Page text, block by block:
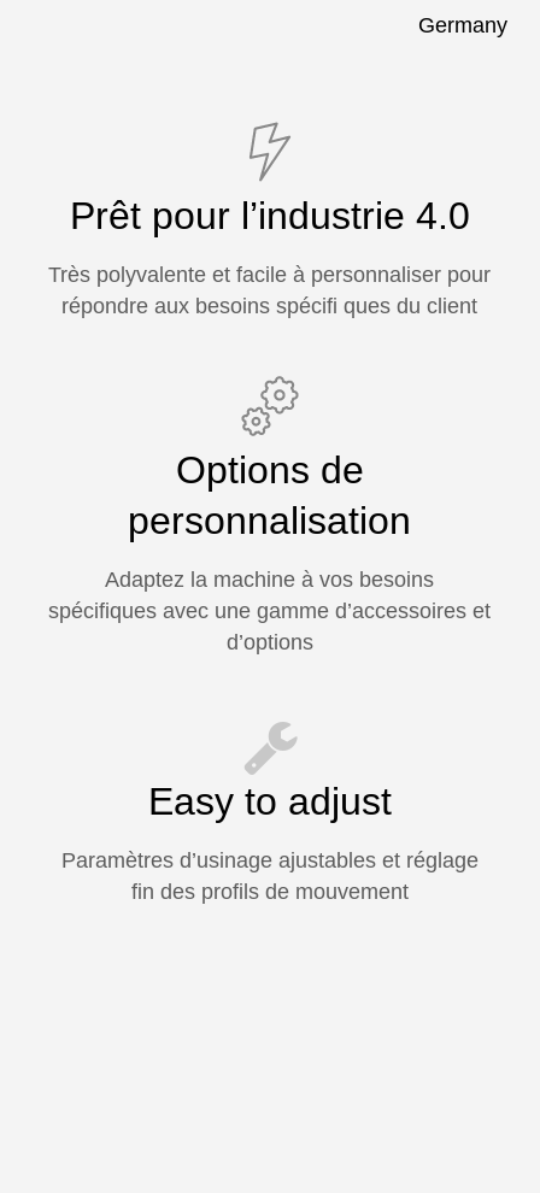
Germany
Prêt pour l’industrie 4.0
Très polyvalente et facile à personnaliser pour
répondre aux besoins spécifi ques du client
Options de
personnalisation
Adaptez la machine à vos besoins
spécifiques avec une gamme d’accessoires et
d’options
Easy to adjust
Paramètres d’usinage ajustables et réglage
fin des profils de mouvement